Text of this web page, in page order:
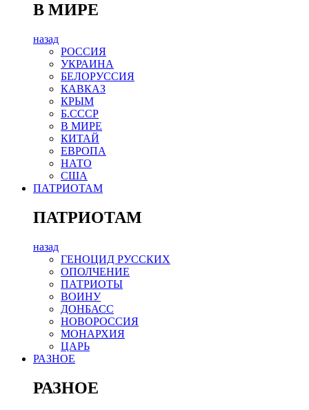
В МИРЕ
назад
РОСCИЯ
УКРАИНА
БЕЛОРУССИЯ
КАВКАЗ
КРЫМ
Б.СССР
В МИРЕ
КИТАЙ
ЕВРОПА
НАТО
США
ПАТРИОТАМ
ПАТРИОТАМ
назад
ГЕНОЦИД РУССКИХ
ОПОЛЧЕНИЕ
ПАТРИОТЫ
ВОИНУ
ДОНБАСС
НОВОРОССИЯ
МОНАРХИЯ
ЦАРЬ
РАЗНОЕ
РАЗНОЕ